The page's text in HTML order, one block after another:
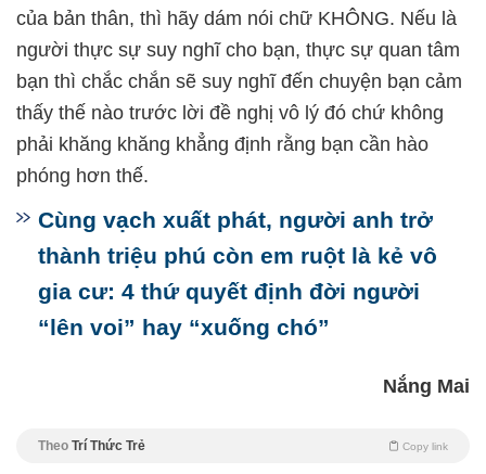
của bản thân, thì hãy dám nói chữ KHÔNG. Nếu là
người thực sự suy nghĩ cho bạn, thực sự quan tâm
bạn thì chắc chắn sẽ suy nghĩ đến chuyện bạn cảm
thấy thế nào trước lời đề nghị vô lý đó chứ không
phải khăng khăng khẳng định rằng bạn cần hào
phóng hơn thế.
Cùng vạch xuất phát, người anh trở
thành triệu phú còn em ruột là kẻ vô
gia cư: 4 thứ quyết định đời người
“lên voi” hay “xuống chó”
Nắng Mai
Theo Trí Thức Trẻ Copy link